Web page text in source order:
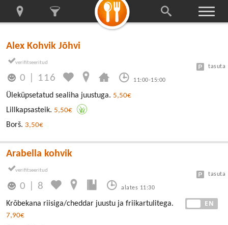
Alex Kohvik Jõhvi
0 116 11:00-15:00
tasuta
Üleküpsetatud sealiha juustuga. 5,50€
Lillkapsasteik. 5,50€
Borš. 3,50€
Arabella kohvik
0 8 alates 11:30
tasuta
EN
Krõbekana riisiga/cheddar juustu ja friikartulitega.
7,90€